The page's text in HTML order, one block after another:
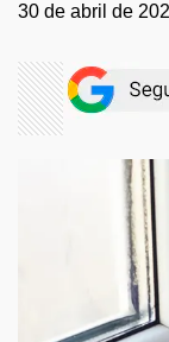
30 de abril de